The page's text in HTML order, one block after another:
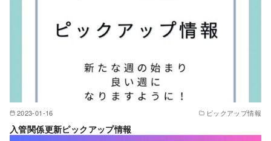
2023-01-16 ピックアップ情報
入管関係更新ピックアップ情報